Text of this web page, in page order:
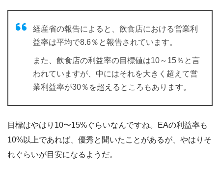
経産省の報告によると、飲食店における営業利
益率は平均で8.6％と報告されています。
また、飲食店の利益率の目標値は10～15％と言
われていますが、中にはそれを大きく超えて営
業利益率が30％を超えるところもあります。
目標はやはり10〜15%ぐらいなんですね。EAの利益率も
10%以上であれば、優秀と聞いたことがあるが、やはりそ
れぐらいが目安になるようだ。